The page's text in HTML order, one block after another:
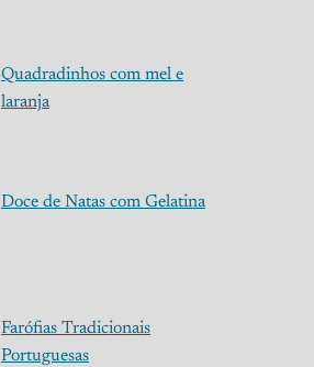
Quadradinhos com mel e
laranja
Doce de Natas com Gelatina
Farófias Tradicionais
Portuguesas